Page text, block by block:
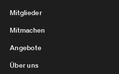
Mitglieder
Mitmachen
Angebote
Über uns